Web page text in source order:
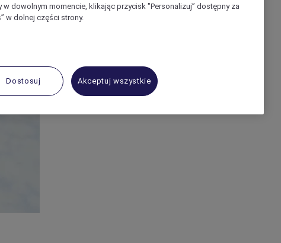
dowolnym momencie, klikając przycisk "Personalizuj” dostępny za
w dolnej części strony.
Dostosuj Akceptuj wszystkie